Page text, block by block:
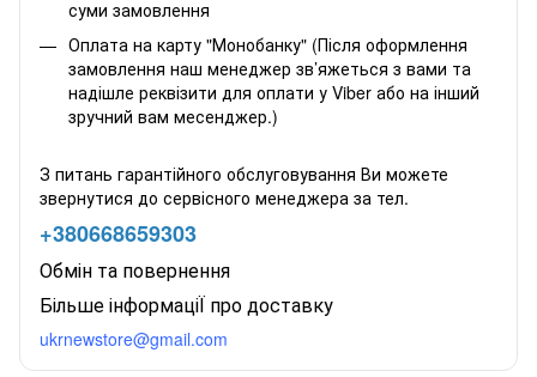
суми замовлення
Оплата на карту "Монобанку" (Після оформлення
замовлення наш менеджер зв’яжеться з вами та
надішле реквізити для оплати у Viber або на інший
зручний вам месенджер.)
З питань гарантійного обслуговування Ви можете
звернутися до сервісного менеджера за тел.
+380668659303
Обмін та повернення
Більше інформаціЇ про доставку
ukrnewstore@gmail.com